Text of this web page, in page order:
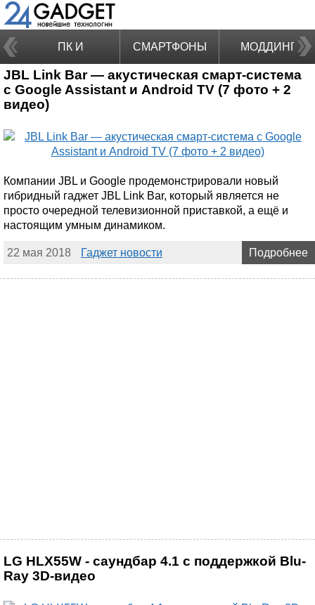
ПК И
НОУТБУКИ
СМАРТФОНЫ МОДДИНГ
JBL Link Bar — акустическая смарт-система
с Google Assistant и Android TV (7 фото + 2
видео)
Компании JBL и Google продемонстрировали новый
гибридный гаджет JBL Link Bar, который является не
просто очередной телевизионной приставкой, а ещё и
настоящим умным динамиком.
22 мая 2018 Гаджет новости Подробнее
LG HLX55W - саундбар 4.1 с поддержкой Blu-
Ray 3D-видео